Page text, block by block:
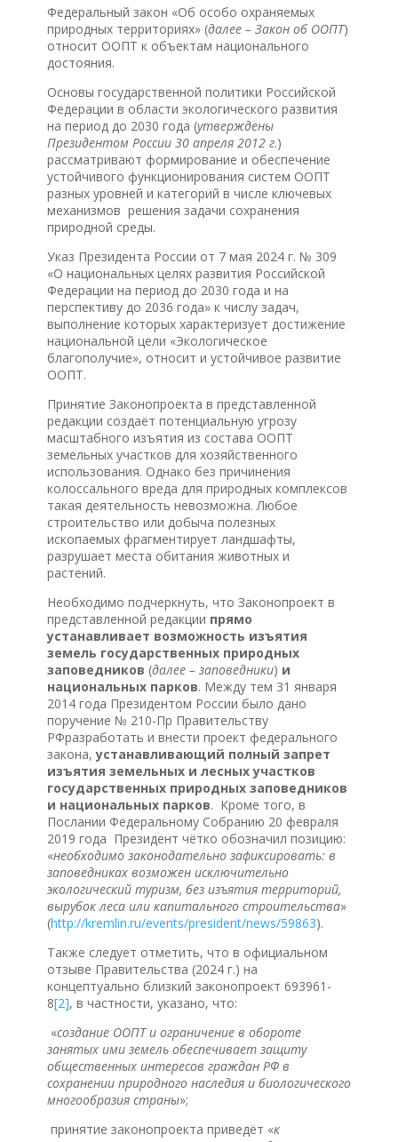
Федеральный закон «Об особо охраняемых
природных территориях» (далее – Закон об ООПТ)
относит ООПТ к объектам национального
достояния.
Основы государственной политики Российской
Федерации в области экологического развития
на период до 2030 года (утверждены
Президентом России 30 апреля 2012 г.)
рассматривают формирование и обеспечение
устойчивого функционирования систем ООПТ
разных уровней и категорий в числе ключевых
механизмов решения задачи сохранения
природной среды.
Указ Президента России от 7 мая 2024 г. № 309
«О национальных целях развития Российской
Федерации на период до 2030 года и на
перспективу до 2036 года» к числу задач,
выполнение которых характеризует достижение
национальной цели «Экологическое
благополучие», относит и устойчивое развитие
ООПТ.
Принятие Законопроекта в представленной
редакции создаёт потенциальную угрозу
масштабного изъятия из состава ООПТ
земельных участков для хозяйственного
использования. Однако без причинения
колоссального вреда для природных комплексов
такая деятельность невозможна. Любое
строительство или добыча полезных
ископаемых фрагментирует ландшафты,
разрушает места обитания животных и
растений.
Необходимо подчеркнуть, что Законопроект в
представленной редакции прямо
устанавливает возможность изъятия
земель государственных природных
заповедников (далее – заповедники) и
национальных парков. Между тем 31 января
2014 года Президентом России было дано
поручение № 210-Пр Правительству
РФразработать и внести проект федерального
закона, устанавливающий полный запрет
изъятия земельных и лесных участков
государственных природных заповедников
и национальных парков. Кроме того, в
Послании Федеральному Собранию 20 февраля
2019 года Президент чётко обозначил позицию:
«необходимо законодательно зафиксировать: в
заповедниках возможен исключительно
экологический туризм, без изъятия территорий,
вырубок леса или капитального строительства»
(http://kremlin.ru/events/president/news/59863).
Также следует отметить, что в официальном
отзыве Правительства (2024 г.) на
концептуально близкий законопроект 693961-
8[2], в частности, указано, что:
«создание ООПТ и ограничение в обороте
занятых ими земель обеспечивает защиту
общественных интересов граждан РФ в
сохранении природного наследия и биологического
многообразия страны»;
принятие законопроекта приведёт «к